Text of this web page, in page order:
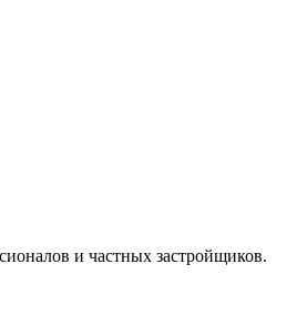
и частных застройщиков.